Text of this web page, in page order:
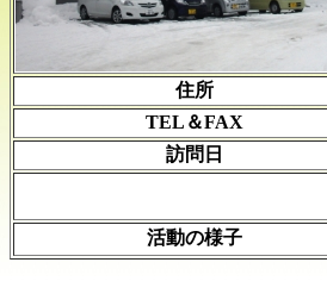
住所
TEL＆FAX
訪問日
活動の様子